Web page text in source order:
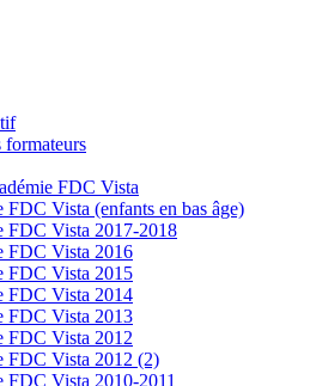
formateurs
FDC Vista
FDC Vista (enfants en bas âge)
FDC Vista 2017-2018
FDC Vista 2016
FDC Vista 2015
FDC Vista 2014
FDC Vista 2013
FDC Vista 2012
FDC Vista 2012 (2)
FDC Vista 2010-2011